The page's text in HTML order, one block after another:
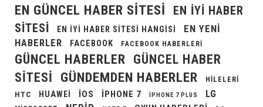
EN GÜNCEL HABER SITESI
EN IYI HABER
SITESI
EN IYI HABER SITESI HANGISI
EN YENI
HABERLER
FACEBOOK FACEBOOK HABERLERI
GÜNCEL HABERLER
GÜNCEL HABER
SITESI
GÜNDEMDEN HABERLER
HILELERI
HTC
HUAWEI IOS IPHONE 7 IPHONE 7 PLUS LG